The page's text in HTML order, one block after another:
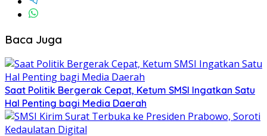
Baca Juga
Saat Politik Bergerak Cepat, Ketum SMSI Ingatkan Satu
Hal Penting bagi Media Daerah